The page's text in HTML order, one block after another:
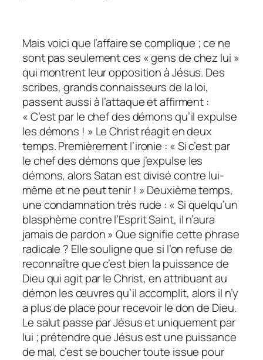
Mais voici que l’affaire se complique ; ce ne
sont pas seulement ces « gens de chez lui »
qui montrent leur opposition à Jésus. Des
scribes, grands connaisseurs de la loi,
passent aussi à l’attaque et affirment :
« C’est par le chef des démons qu’il expulse
les démons ! » Le Christ réagit en deux
temps. Premièrement l’ironie : « Si c’est par
le chef des démons que j’expulse les
démons, alors Satan est divisé contre lui-
même et ne peut tenir ! » Deuxième temps,
une condamnation très rude : « Si quelqu’un
blasphème contre l’Esprit Saint, il n’aura
jamais de pardon » Que signifie cette phrase
radicale ? Elle souligne que si l’on refuse de
reconnaître que c’est bien la puissance de
Dieu qui agit par le Christ, en attribuant au
démon les œuvres qu’il accomplit, alors il n’y
a plus de place pour recevoir le don de Dieu.
Le salut passe par Jésus et uniquement par
lui ; prétendre que Jésus est une puissance
de mal, c’est se boucher toute issue pour